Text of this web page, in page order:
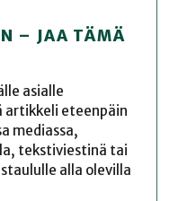
– JAA TÄMÄ
asialle
eteenpäin
mediassa,
tekstiviestinä tai
alla olevilla